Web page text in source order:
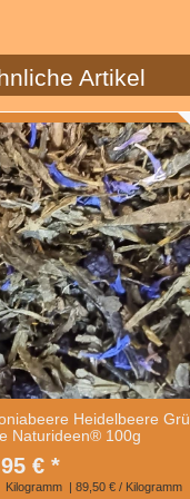
Artikel
Heidelbeere
Naturideen® 100g
€ *
Kilogramm | 89,50 € / Kilogramm